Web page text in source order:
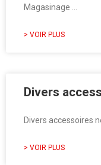
Magasinage …
> VOIR PLUS
Divers
Divers accessoires
> VOIR PLUS